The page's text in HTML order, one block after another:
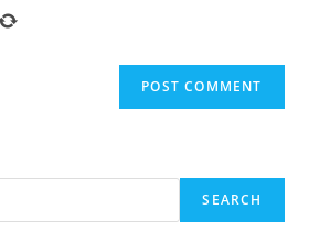
SEARCH